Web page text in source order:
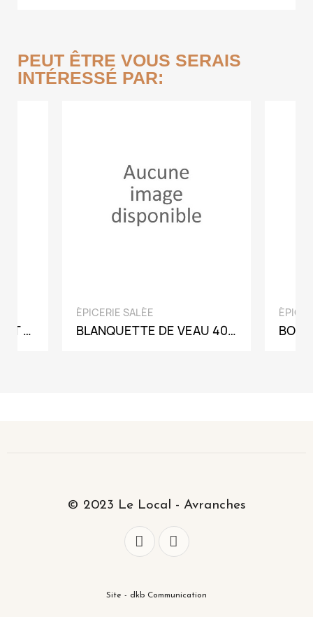
PEUT ÊTRE VOUS SERAIS
INTÉRESSÉ PAR:
CORNICHONS AU PIMENT BIO 120G
APERÇU RAPIDE
ÉPICERIE SALÉE
BLANQUETTE DE VEAU 400G
© 2023 Le Local - Avranches
Site - dkb Communication